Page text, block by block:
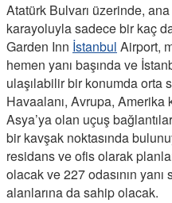
Atatürk Bulvarı üzerinde,
karayoluyla sadece bir kaç
Garden Inn İstanbul Airport,
hemen yanı başında ve
ulaşılabilir bir konumda orta
Havaalanı, Avrupa, Amerika
Asya’ya olan uçuş
bir kavşak noktasında
residans ve ofis olarak
olacak ve 227 odasının yanı
alanlarına da sahip olacak.